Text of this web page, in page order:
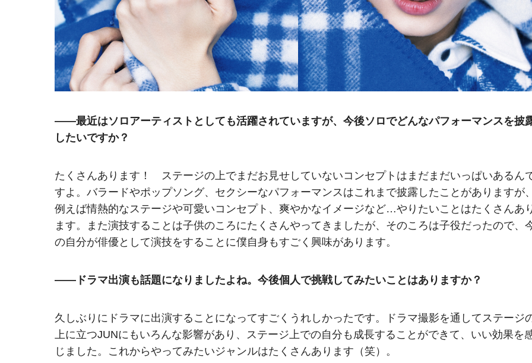
――最近はソロアーティストとしても活躍されていますが、今後ソロでどんなパフォーマンスを披
したいですか？
たくさんあります！ ステージの上でまだお見せしていないコンセプトはまだまだいっぱいあるん
すよ。バラードやポップソング、セクシーなパフォーマンスはこれまで披露したことがありますが
例えば情熱的なステージや可愛いコンセプト、爽やかなイメージなど…やりたいことはたくさんあ
ます。また演技することは子供のころにたくさんやってきましたが、そのころは子役だったので、
の自分が俳優として演技をすることに僕自身もすごく興味があります。
――ドラマ出演も話題になりましたよね。今後個人で挑戦してみたいことはありますか？
久しぶりにドラマに出演することになってすごくうれしかったです。ドラマ撮影を通してステージ
上に立つJUNにもいろんな影響があり、ステージ上での自分も成長することができて、いい効果を
じました。これからやってみたいジャンルはたくさんあります（笑）。